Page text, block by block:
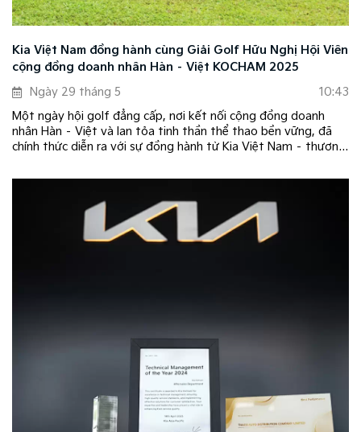
Kia Việt Nam đồng hành cùng Giải Golf Hữu Nghị Hội Viên
cộng đồng doanh nhân Hàn – Việt KOCHAM 2025
Ngày 29 tháng 5
10:43
Một ngày hội golf đẳng cấp, nơi kết nối cộng đồng doanh
nhân Hàn – Việt và lan tỏa tinh thần thể thao bền vững, đã
chính thức diễn ra với sự đồng hành từ Kia Việt Nam – thương